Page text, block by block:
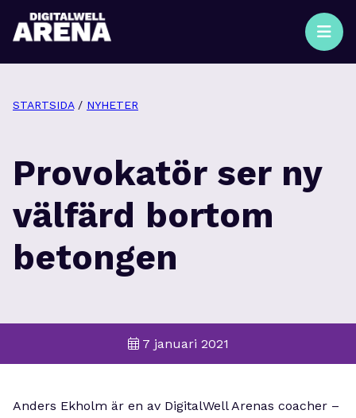
STARTSIDA/ NYHETER
Provokatör ser ny
välfärd bortom
betongen
7 januari 2021
Anders Ekholm är en av DigitalWell Arenas coacher –